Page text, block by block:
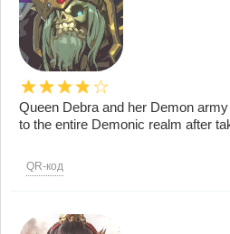
Queen Debra and her Demon
to the entire Demonic realm after
QR-код